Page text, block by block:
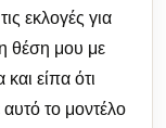
εκλογές για
θέση μου με
είπα ότι
το μοντέλο